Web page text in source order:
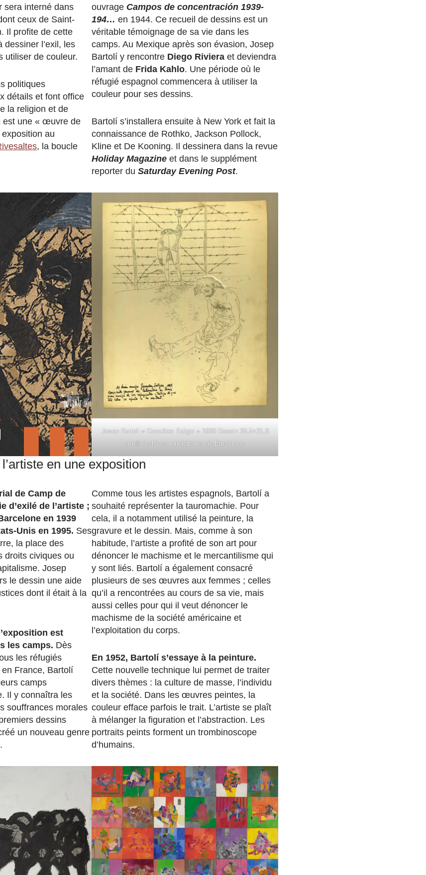
sera interné dans
ceux de Saint-
Il profite de cette
dessiner l’exil, les
utiliser de couleur.
politiques
détails et font office
la religion et de
est une « œuvre de
au
, la boucle
ouvrage Campos de concentración 1939-
194… en 1944. Ce recueil de dessins est un
véritable témoignage de sa vie dans les
camps. Au Mexique après son évasion, Josep
Bartolí y rencontre Diego Riviera et deviendra
l’amant de Frida Kahlo. Une période où le
réfugié espagnol commencera à utiliser la
couleur pour ses dessins.
Bartolí s’installera ensuite à New York et fait la
connaissance de Rothko, Jackson Pollock,
Kline et De Kooning. Il dessinera dans la revue
Holiday Magazine et dans le supplément
reporter du Saturday Evening Post.
Josep Bartoli « Gonzàlez Salgar » 1939 Dessin 39,5×31,8
cm © Archives municipales de Barcelone.
en une exposition
de Camp de
d’exilé de l’artiste ;
en 1939
Unis en 1995. Ses
la place des
droits civiques ou
Josep
le dessin une aide
dont il était à la
est
les camps. Dès
les réfugiés
France, Bartolí
camps
Il y connaîtra les
souffrances morales
dessins
un nouveau genre
Comme tous les artistes espagnols, Bartolí a
souhaité représenter la tauromachie. Pour
cela, il a notamment utilisé la peinture, la
gravure et le dessin. Mais, comme à son
habitude, l’artiste a profité de son art pour
dénoncer le machisme et le mercantilisme qui
y sont liés. Bartolí a également consacré
plusieurs de ses œuvres aux femmes ; celles
qu’il a rencontrées au cours de sa vie, mais
aussi celles pour qui il veut dénoncer le
machisme de la société américaine et
l’exploitation du corps.
En 1952, Bartolí s’essaye à la peinture.
Cette nouvelle technique lui permet de traiter
divers thèmes : la culture de masse, l’individu
et la société. Dans les œuvres peintes, la
couleur efface parfois le trait. L’artiste se plaît
à mélanger la figuration et l’abstraction. Les
portraits peints forment un trombinoscope
d’humains.